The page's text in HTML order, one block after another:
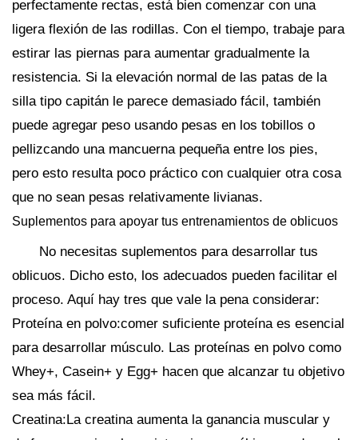
perfectamente rectas, está bien comenzar con una
ligera flexión de las rodillas. Con el tiempo, trabaje para
estirar las piernas para aumentar gradualmente la
resistencia. Si la elevación normal de las patas de la
silla tipo capitán le parece demasiado fácil, también
puede agregar peso usando pesas en los tobillos o
pellizcando una mancuerna pequeña entre los pies,
pero esto resulta poco práctico con cualquier otra cosa
que no sean pesas relativamente livianas.
Suplementos para apoyar tus entrenamientos de oblicuos
No necesitas suplementos para desarrollar tus
oblicuos. Dicho esto, los adecuados pueden facilitar el
proceso. Aquí hay tres que vale la pena considerar:
Proteína en polvo:comer suficiente proteína es esencial
para desarrollar músculo. Las proteínas en polvo como
Whey+, Casein+ y Egg+ hacen que alcanzar tu objetivo
sea más fácil.
Creatina:La creatina aumenta la ganancia muscular y